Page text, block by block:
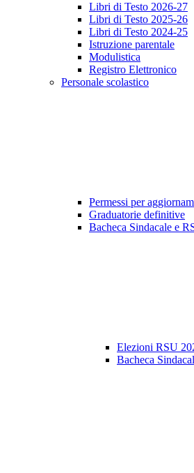
Libri di Testo 2026-27
Libri di Testo 2025-26
Libri di Testo 2024-25
Istruzione parentale
Modulistica
Registro Elettronico
Personale scolastico
Permessi per
Graduatorie definitive
Bacheca Sindacale e
Elezioni RSU
Bacheca